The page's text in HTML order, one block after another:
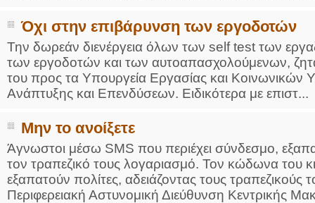
Όχι στην επιβάρυνση των εργοδοτών
Την δωρεάν διενέργεια όλων των self test των
των εργοδοτών και των αυτοαπασχολούμενων,
του προς τα Υπουργεία Εργασίας και Κοινωνικών
Ανάπτυξης και Επενδύσεων. Ειδικότερα με επιστ...
Μην το ανοίξετε
Άγνωστοι μέσω SMS που περιέχει σύνδεσμο,
τον τραπεζικό τους λογαριασμό. Τον κώδωνα του
εξαπατούν πολίτες, αδειάζοντας τους τραπεζικούς
Περιφερειακή Αστυνομική Διεύθυνση Κεντρικής